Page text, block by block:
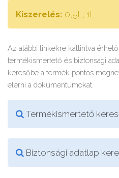
Kiszerelés: 0,5L, 1L
Az alábbi linkekre kattintva
termékismertető és biztonsági
keresőbe a termék pontos
elérni a dokumentumokat.
Termékismertető
Biztonsági adatlap